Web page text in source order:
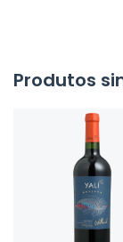
Produtos